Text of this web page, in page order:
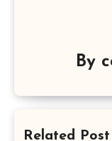
By
Related Post